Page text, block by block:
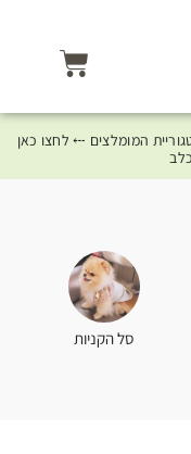
המומלצים ⤎ לחצו כאן
סל הקניות